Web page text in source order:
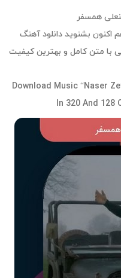
همسفر
اکنون بشنوید دانلود آهنگ
با متن کامل و بهترین کیفیت
Download Music “Naser
In 320 And 128